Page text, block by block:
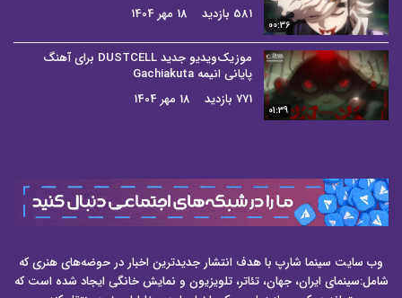
00:36
581 بازدید
18 مهر 1404
01:39
موزیک‌ویدیو جدید DUSTCELL برای آهنگ
پایانی انیمه Gachiakuta
771 بازدید
18 مهر 1404
وب سایت سینما شارپ با هدف انتشار جدیدترین اخبار در حوضه‌های هنری که
شامل:سینمای ایران، جهان، تئاتر، تلویزیون و نمایش خانگی ایجاد شده است که